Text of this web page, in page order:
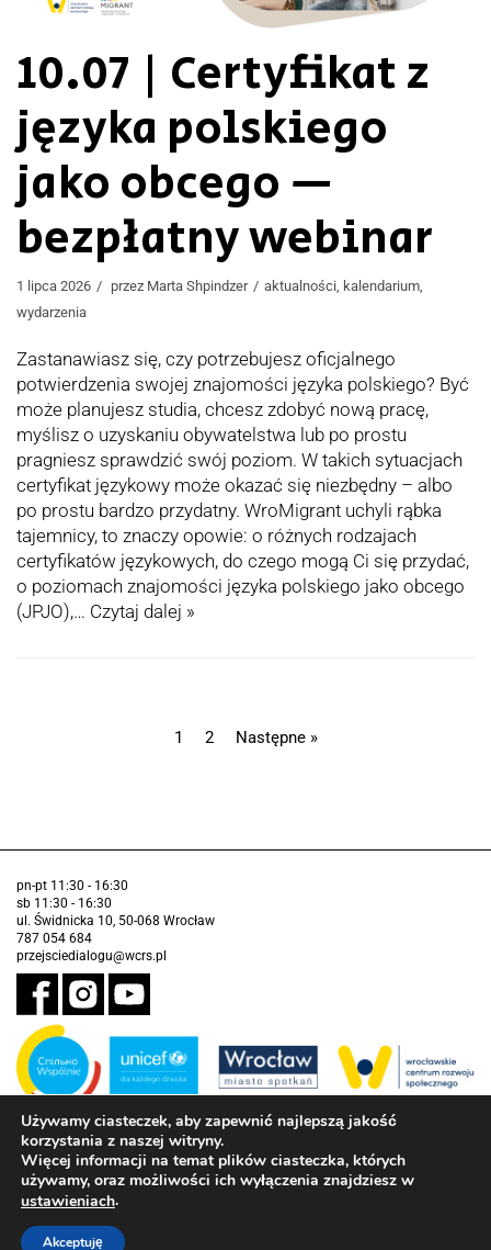
10.07 | Certyfikat z
języka polskiego
jako obcego —
bezpłatny webinar
1 lipca 2026 przez Marta Shpindzer aktualności, kalendarium,
wydarzenia
Zastanawiasz się, czy potrzebujesz oficjalnego
potwierdzenia swojej znajomości języka polskiego? Być
może planujesz studia, chcesz zdobyć nową pracę,
myślisz o uzyskaniu obywatelstwa lub po prostu
pragniesz sprawdzić swój poziom. W takich sytuacjach
certyfikat językowy może okazać się niezbędny – albo
po prostu bardzo przydatny. WroMigrant uchyli rąbka
tajemnicy, to znaczy opowie: o różnych rodzajach
certyfikatów językowych, do czego mogą Ci się przydać,
o poziomach znajomości języka polskiego jako obcego
(JPJO),… Czytaj dalej »
1 2 Następne »
pn-pt 11:30 - 16:30
sb 11:30 - 16:30
ul. Świdnicka 10, 50-068 Wrocław
787 054 684
przejsciedialogu@wcrs.pl
Zadanie realizowane ze środków Gminy Wrocław w partnerstwie z
Funduszem Narodów Zjednoczonych na Rzecz Dzieci (UNICEF)
Deklaracja dostępności
Używamy ciasteczek, aby zapewnić najlepszą jakość
korzystania z naszej witryny.
Więcej informacji na temat plików ciasteczka, których
używamy, oraz możliwości ich wyłączenia znajdziesz w
ustawieniach.
Akceptuję